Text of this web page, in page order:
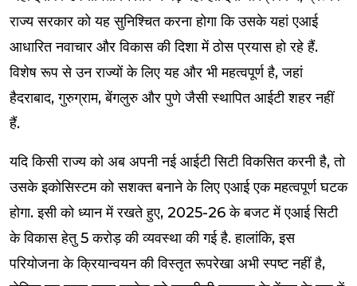
राज्य सरकार को यह सुनिश्चित करना होगा कि उसके यहां एआई
आधारित नवाचार और विकास की दिशा में ठोस प्रयास हो रहे हैं.
विशेष रूप से उन राज्यों के लिए यह और भी महत्वपूर्ण है, जहां
हैदराबाद, गुरुग्राम, बेंगलुरु और पुणे जैसी स्थापित आईटी शहर नहीं
हैं.
यदि किसी राज्य को अब अपनी नई आईटी सिटी विकसित करनी है, तो
उसके इकोसिस्टम को सशक्त बनाने के लिए एआई एक महत्वपूर्ण घटक
होगा. इसी को ध्यान में रखते हुए, 2025-26 के बजट में एआई सिटी
के विकास हेतु ₹5 करोड़ की व्यवस्था की गई है. हालांकि, इस
परियोजना के क्रियान्वयन की विस्तृत रूपरेखा अभी स्पष्ट नहीं है,